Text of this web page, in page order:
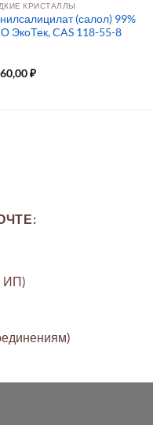
КРИСТАЛЛЫ
(салол) 99%
ЭкоТек, CAS 118-55-8
₽
ИП)